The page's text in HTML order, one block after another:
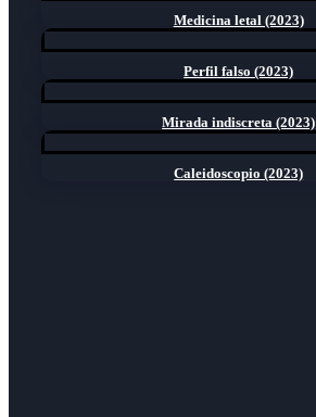
Medicina letal (2023)
Perfil falso (2023)
Mirada indiscreta (2023)
Caleidoscopio (2023)